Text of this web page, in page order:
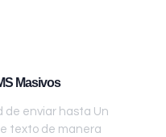
Masivos
de enviar hasta Un
texto de manera